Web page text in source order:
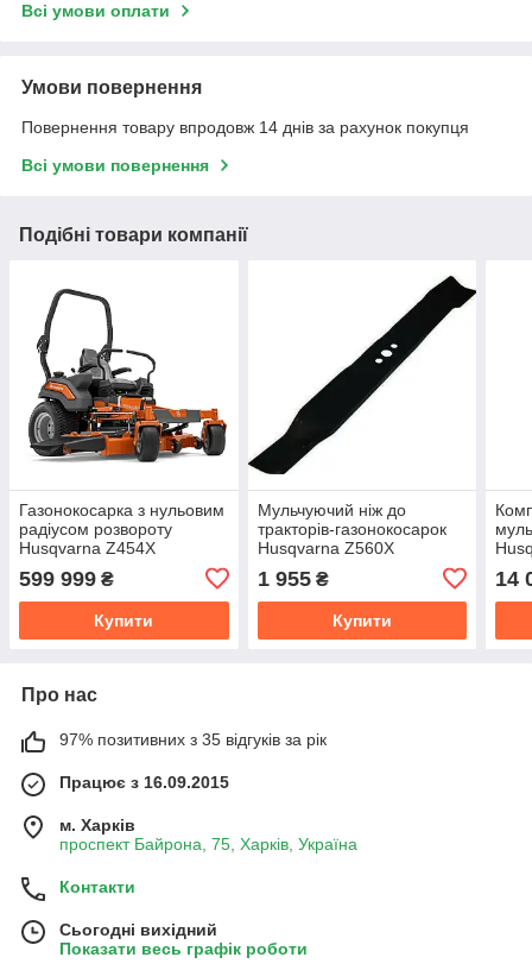
Всі умови оплати
Умови повернення
Повернення товару впродовж 14 днів за рахунок покупця
Всі умови повернення
Подібні товари компанії
Газонокосарка з нульовим
радіусом розвороту
Husqvarna Z454X
599 999 ₴
Купити
Мульчуючий ніж до
тракторів-газонокосарок
Husqvarna Z560X
1 955₴
Купити
14
Про нас
97% позитивних з 35 відгуків за рік
Працює з 16.09.2015
м. Харків
проспект Байрона, 75, Харків, Україна
Контакти
Сьогодні вихідний
Показати весь графік роботи